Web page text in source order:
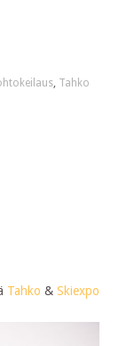
, Tahko
Tahko & Skiexpo